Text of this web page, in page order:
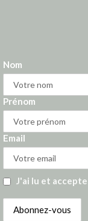
Nom
Prénom
Email
J'ai lu et